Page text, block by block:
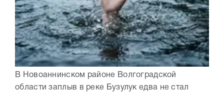
В Новоаннинском районе Волгоградской
области заплыв в реке Бузулук едва не стал